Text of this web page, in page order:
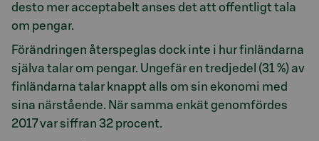
desto mer acceptabelt anses det att offentligt tala
om pengar.
Förändringen återspeglas dock inte i hur finländarna
själva talar om pengar. Ungefär en tredjedel (31 %) av
finländarna talar knappt alls om sin ekonomi med
sina närstående. När samma enkät genomfördes
2017 var siffran 32 procent.